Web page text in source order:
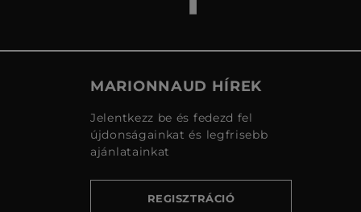
MARIONNAUD HÍREK
Jelentkezz be és fedezd fel
újdonságainkat és legfrisebb
ajánlatainkat
REGISZTRÁCIÓ